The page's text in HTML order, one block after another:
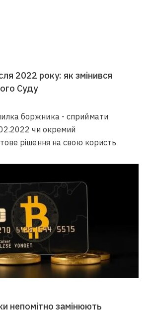
2022 року: як змінився
Суду
боржника - сприймати
чи окремий
рішення на свою користь
непомітно замінюють